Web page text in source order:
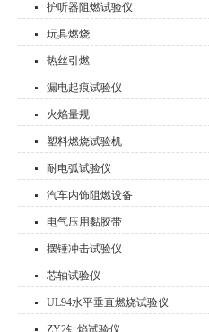
护听器阻燃试验仪
玩具燃烧
热丝引燃
漏电起痕试验仪
火焰量规
塑料燃烧试验机
耐电弧试验仪
汽车内饰阻燃设备
电气压用黏胶带
摆锤冲击试验仪
芯轴试验仪
UL94水平垂直燃烧试验仪
ZY2针焰试验仪